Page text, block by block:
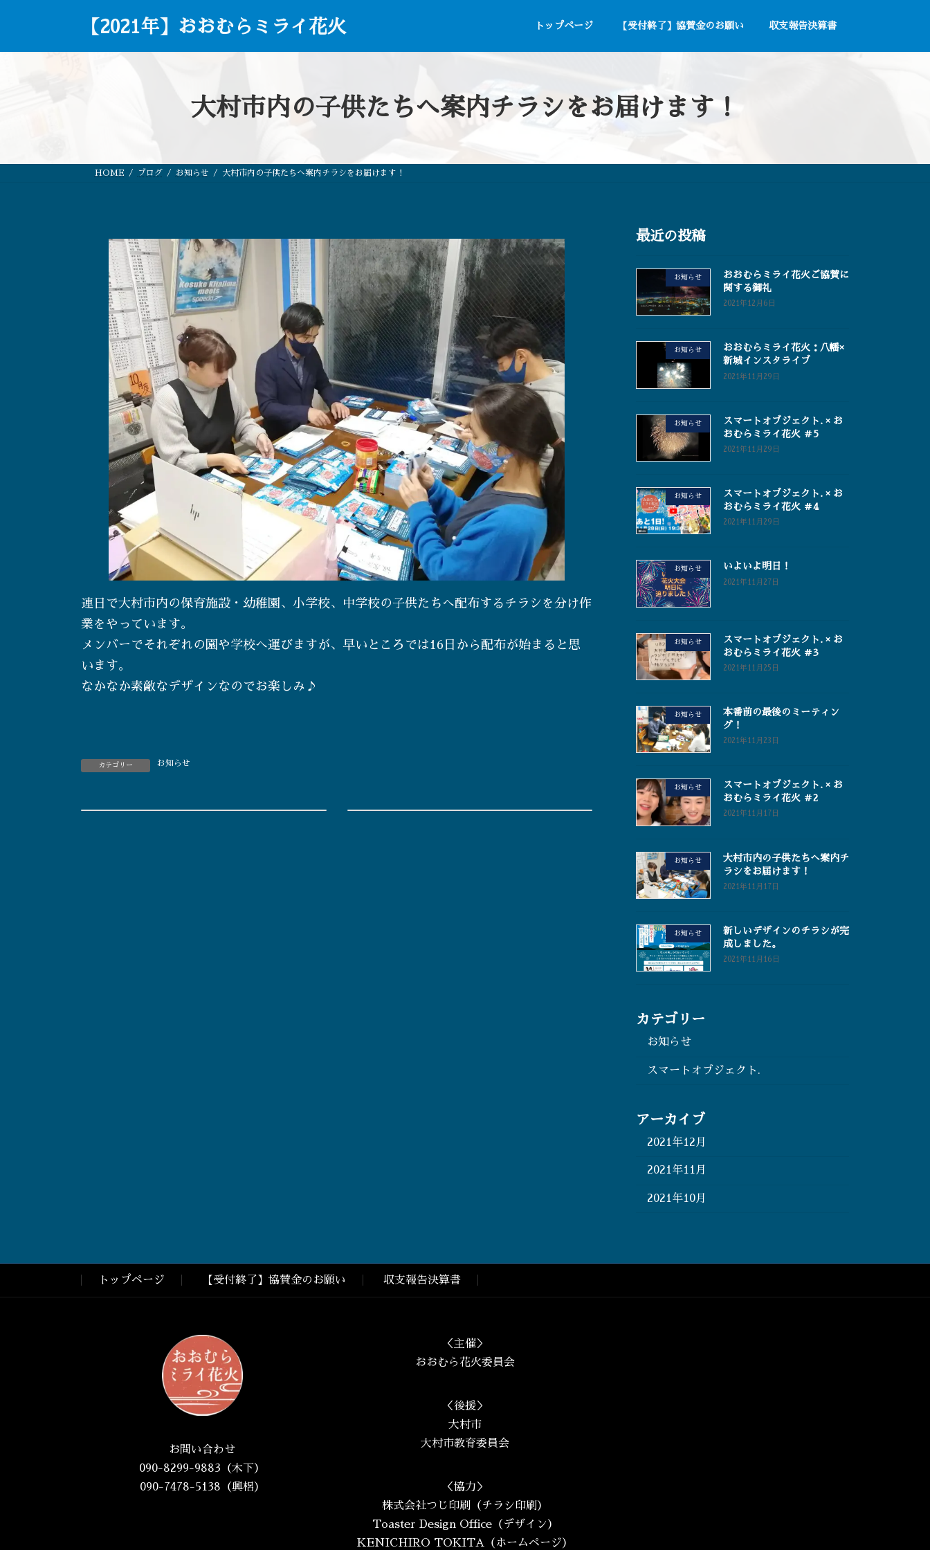
【2021年】おおむらミライ花火 トップページ 【受付終了】協賛金のお願い 収支報告決算書
大村市内の子供たちへ案内チラシをお届けます！
HOME ブログ お知らせ 大村市内の子供たちへ案内チラシをお届けます！
連日で大村市内の保育施設・幼稚園、小学校、中学校の子供たちへ配布するチラシを分け作
業をやっています。
メンバーでそれぞれの園や学校へ運びますが、早いところでは16日から配布が始まると思
います。
なかなか素敵なデザインなのでお楽しみ♪
カテゴリー お知らせ
最近の投稿
お知らせ
おおむらミライ花火ご協賛に
関する御礼
2021年12月6日
お知らせ
おおむらミライ花火：八幡×
新城インスタライブ
2021年11月29日
お知らせ
スマートオブジェクト. × お
おむらミライ花火 ＃5
2021年11月29日
お知らせ
スマートオブジェクト. × お
おむらミライ花火 ＃4
2021年11月29日
お知らせ いよいよ明日！
2021年11月27日
お知らせ
スマートオブジェクト. × お
おむらミライ花火 ＃3
2021年11月25日
お知らせ
本番前の最後のミーティン
グ！
2021年11月23日
お知らせ
スマートオブジェクト. × お
おむらミライ花火 ＃2
2021年11月17日
お知らせ
大村市内の子供たちへ案内チ
ラシをお届けます！
2021年11月17日
お知らせ
新しいデザインのチラシが完
成しました。
2021年11月16日
カテゴリー
お知らせ
スマートオブジェクト.
アーカイブ
2021年12月
2021年11月
2021年10月
トップページ 【受付終了】協賛金のお願い 収支報告決算書
お問い合わせ
090-8299-9883（木下）
090-7478-5138（興梠）
＜主催＞
おおむら花火委員会
＜後援＞
大村市
大村市教育委員会
＜協力＞
株式会社つじ印刷（チラシ印刷）
Toaster Design Office（デザイン）
KENICHIRO TOKITA（ホームページ）